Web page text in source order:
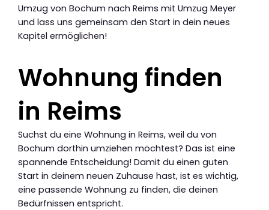
Umzug von Bochum nach Reims mit Umzug Meyer
und lass uns gemeinsam den Start in dein neues
Kapitel ermöglichen!
Wohnung finden
in Reims
Suchst du eine Wohnung in Reims, weil du von
Bochum dorthin umziehen möchtest? Das ist eine
spannende Entscheidung! Damit du einen guten
Start in deinem neuen Zuhause hast, ist es wichtig,
eine passende Wohnung zu finden, die deinen
Bedürfnissen entspricht.